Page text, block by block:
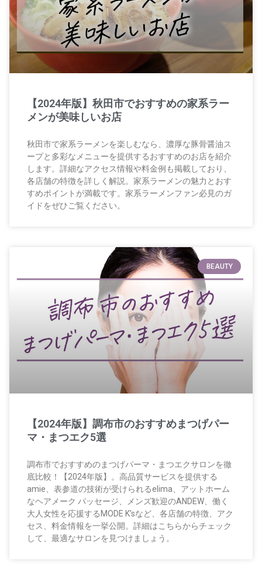
【2024年版】秋田市でおすすめの家系ラー
メンが美味しいお店
秋田市で家系ラーメンを楽しむなら、濃厚な豚骨醤油ス
ープと多彩なメニューを提供するおすすめのお店を紹介
します。詳細なアクセス情報や料金例も掲載しており、
各店舗の特徴を詳しく解説。家系ラーメンの魅力とおす
すめポイントが満載です。家系ラーメンファン必見のガ
イドをぜひご覧ください。
BEAUTY
【2024年版】調布市のおすすめまつげパー
マ・まつエク5選
調布市でおすすめのまつげパーマ・まつエクサロンを徹
底比較！【2024年版】。高品質サービスを提供する
amie、表参道の技術が受けられるelima、アットホーム
なヘアメーク パッセージ、メンズ歓迎のANDEW、働く
大人女性を応援するMODE K’sなど、各店舗の特徴、アク
セス、料金情報を一挙公開。詳細はこちらからチェック
して、最適なサロンを見つけましょう。